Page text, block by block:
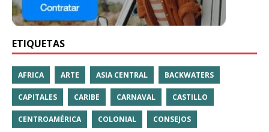
ETIQUETAS
AFRICA ARTE ASIA CENTRAL BACKWATERS
CAPITALES CARIBE CARNAVAL CASTILLO
CENTROAMÉRICA COLONIAL CONSEJOS